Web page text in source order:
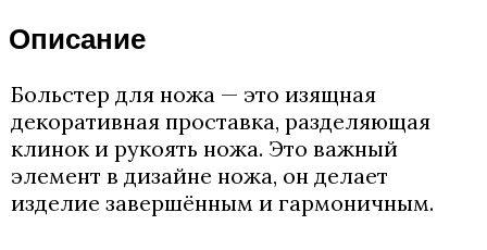
Описание
Больстер для ножа — это изящная
декоративная проставка, разделяющая
клинок и рукоять ножа. Это важный
элемент в дизайне ножа, он делает
изделие завершённым и гармоничным.